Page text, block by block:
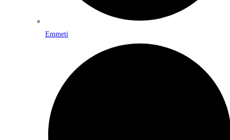
Emmeti